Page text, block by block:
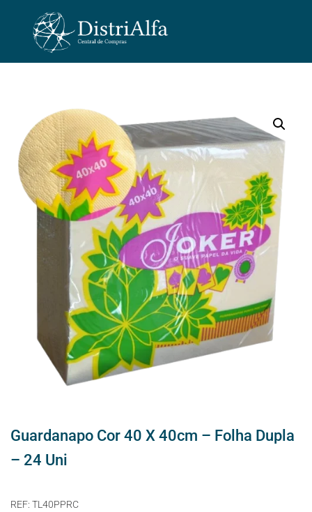
Guardanapo Cor 40 X 40cm – Folha Dupla
– 24 Uni
REF: TL40PPRC